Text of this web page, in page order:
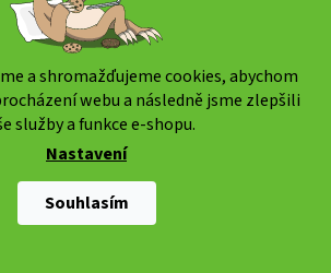
a shromažďujeme cookies, abychom
webu a následně jsme zlepšili
služby a funkce e-shopu.
Nastavení
Souhlasím
www.weedshop.cz
Upravit nastavení cookies